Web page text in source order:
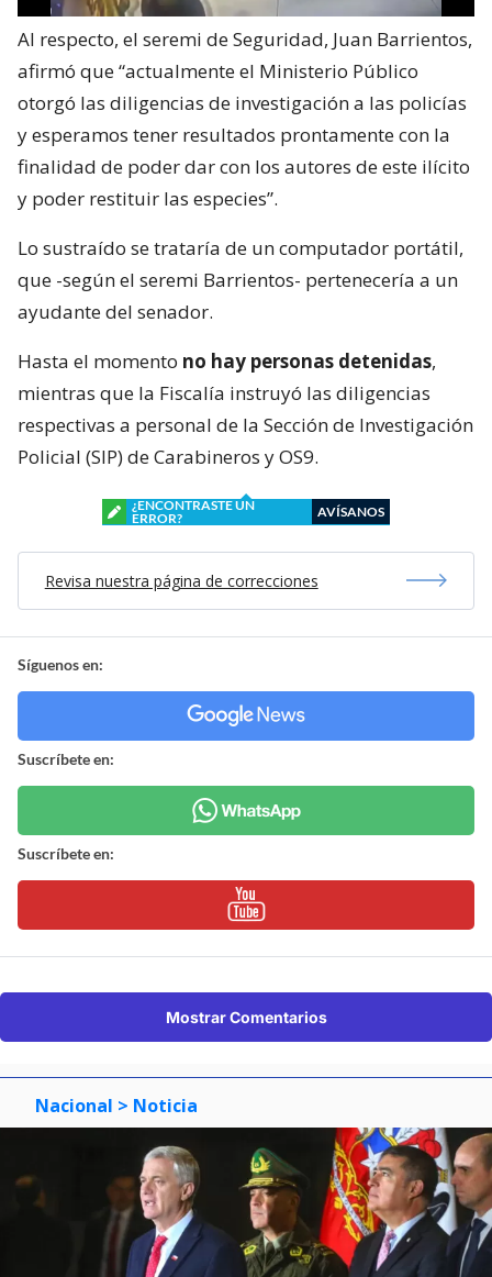
Al respecto, el seremi de Seguridad, Juan Barrientos,
afirmó que “actualmente el Ministerio Público
otorgó las diligencias de investigación a las policías
y esperamos tener resultados prontamente con la
finalidad de poder dar con los autores de este ilícito
y poder restituir las especies”.
Lo sustraído se trataría de un computador portátil,
que -según el seremi Barrientos- pertenecería a un
ayudante del senador.
Hasta el momento no hay personas detenidas,
mientras que la Fiscalía instruyó las diligencias
respectivas a personal de la Sección de Investigación
Policial (SIP) de Carabineros y OS9.
¿ENCONTRASTE UN
ERROR?
AVÍSANOS
Revisa nuestra página de correcciones
Síguenos en:
Suscríbete en:
Suscríbete en:
Mostrar Comentarios
Nacional > Noticia